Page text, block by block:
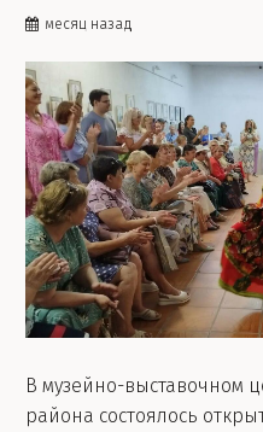
месяц назад
В музейно-выставочном
района состоялось